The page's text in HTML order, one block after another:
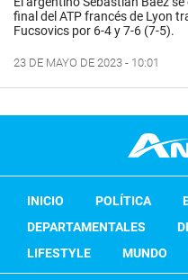
final del ATP francés de Lyon
Fucsovics por 6-4 y 7-6 (7-5).
23 DE MAYO DE 2023 - 10:01
INICIO POLÍTICA
DEPARTAMENTALES
LIFESTYLE
MUNDO